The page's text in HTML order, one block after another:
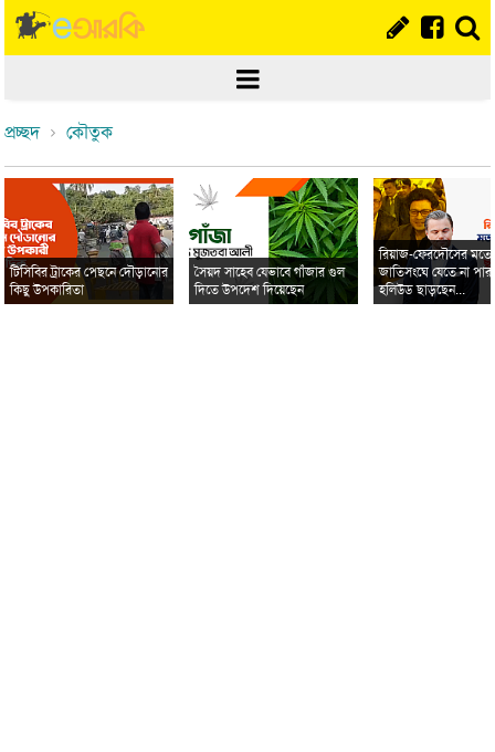
প্রচ্ছদ কৌতুক
টিসিবির ট্রাকের পেছনে দৌড়ানোর
কিছু উপকারিতা
সৈয়দ সাহেব যেভাবে গাঁজার গুল
দিতে উপদেশ দিয়েছেন
রিয়াজ-ফেরদৌসের মতো
জাতিসংঘে যেতে না
হলিউড ছাড়ছেন...